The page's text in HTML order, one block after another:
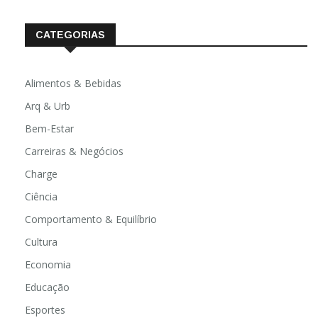
CATEGORIAS
Alimentos & Bebidas
Arq & Urb
Bem-Estar
Carreiras & Negócios
Charge
Ciência
Comportamento & Equilíbrio
Cultura
Economia
Educação
Esportes